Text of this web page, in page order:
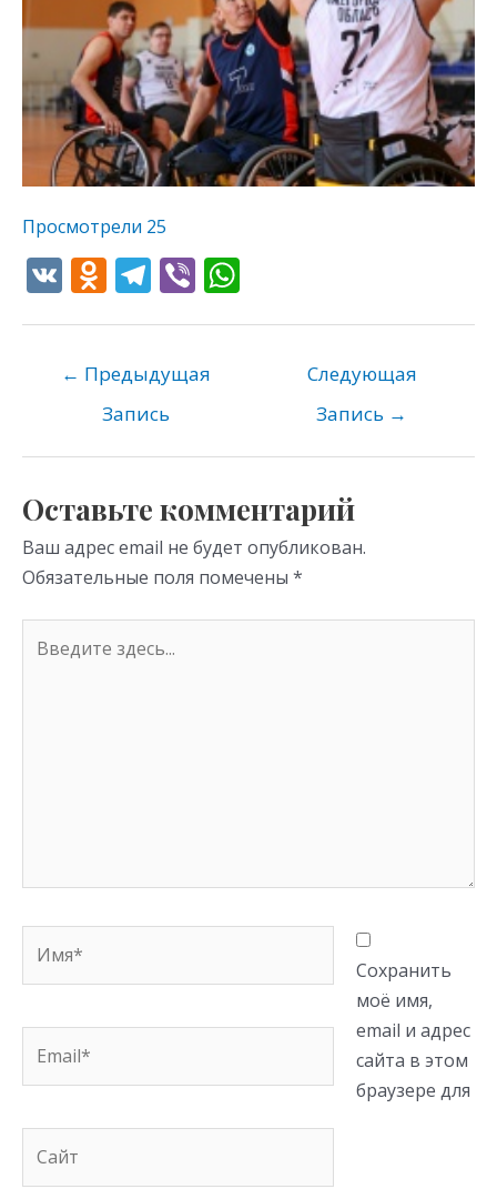
Просмотрели 25
V O
o
kl
as
ni
ki
T
gr
a
m
Vi
p
← Предыдущая
Запись
Следующая
Запись →
Оставьте комментарий
Ваш адрес email не будет опубликован.
Обязательные поля помечены *
здесь...
Сохранить
моё имя,
email и адрес
сайта в этом
браузере для